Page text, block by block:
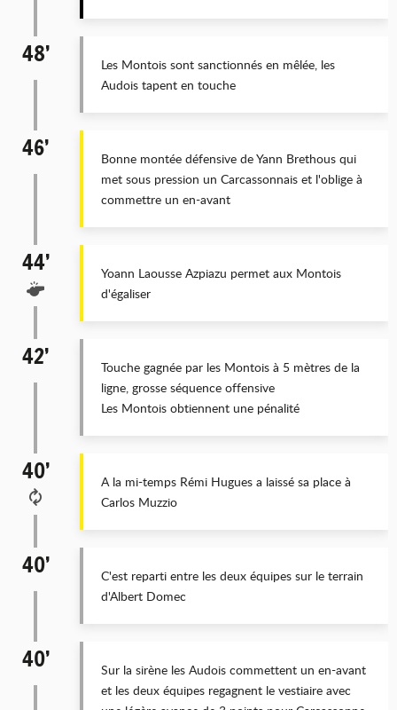
48’
Les Montois sont sanctionnés en mêlée, les
Audois tapent en touche
46’
Bonne montée défensive de Yann Brethous qui
met sous pression un Carcassonnais et l'oblige à
commettre un en-avant
44’
Yoann Laousse Azpiazu permet aux Montois
d'égaliser
42’
Touche gagnée par les Montois à 5 mètres de la
ligne, grosse séquence offensive
Les Montois obtiennent une pénalité
40’
A la mi-temps Rémi Hugues a laissé sa place à
Carlos Muzzio
40’
C'est reparti entre les deux équipes sur le terrain
d'Albert Domec
40’
Sur la sirène les Audois commettent un en-avant
et les deux équipes regagnent le vestiaire avec